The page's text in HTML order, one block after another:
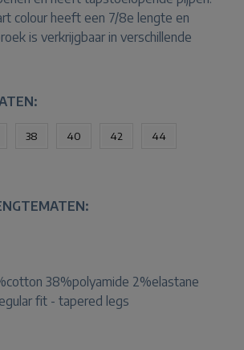
colour heeft een 7/8e lengte en
is verkrijgbaar in verschillende
38 40 42 44
38%polyamide 2%elastane
fit - tapered legs